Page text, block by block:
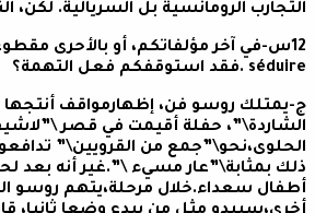
التجارب الرومانسية بل السريالية. لكن،
séduire .فقد استوقفكم فعل التهمة؟
ج-يمتلك روسو فن، إظهارمواقف أنتجها
الشاردة\”، حفلة أقيمت في قصر
الحلوى،نحو\”جمع من القرويين\”
ذلك بمثابة\”عار مسيء \”.غير أنه بعد
أطفال سعداء.خلال مرحلة،يتهم روسو